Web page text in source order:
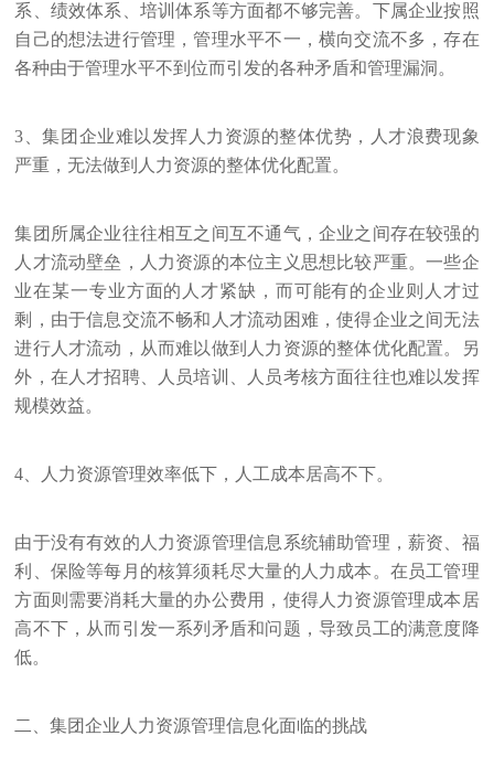
系、绩效体系、培训体系等方面都不够完善。下属企业按照
自己的想法进行管理，管理水平不一，横向交流不多，存在
各种由于管理水平不到位而引发的各种矛盾和管理漏洞。
3、集团企业难以发挥人力资源的整体优势，人才浪费现象
严重，无法做到人力资源的整体优化配置。
集团所属企业往往相互之间互不通气，企业之间存在较强的
人才流动壁垒，人力资源的本位主义思想比较严重。一些企
业在某一专业方面的人才紧缺，而可能有的企业则人才过
剩，由于信息交流不畅和人才流动困难，使得企业之间无法
进行人才流动，从而难以做到人力资源的整体优化配置。另
外，在人才招聘、人员培训、人员考核方面往往也难以发挥
规模效益。
4、人力资源管理效率低下，人工成本居高不下。
由于没有有效的人力资源管理信息系统辅助管理，薪资、福
利、保险等每月的核算须耗尽大量的人力成本。在员工管理
方面则需要消耗大量的办公费用，使得人力资源管理成本居
高不下，从而引发一系列矛盾和问题，导致员工的满意度降
低。
二、集团企业人力资源管理信息化面临的挑战